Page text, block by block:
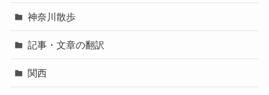
神奈川散歩
記事・文章の翻訳
関西